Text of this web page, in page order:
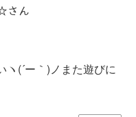
さん
(´ー｀)ノまた遊びに